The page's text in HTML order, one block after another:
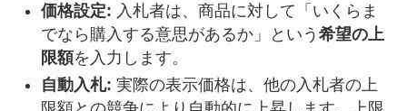
価格設定: 入札者は、商品に対して「いくらま
でなら購入する意思があるか」という 希望の上
限額を入力します。
自動入札: 実際の表示価格は、他の入札者の上